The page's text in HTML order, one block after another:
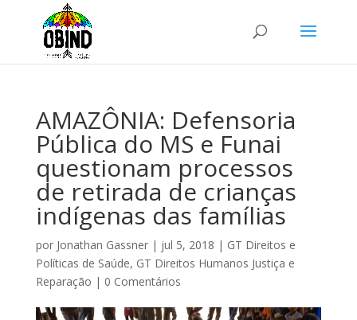
AMAZÔNIA: Defensoria
Pública do MS e Funai
questionam processos
de retirada de crianças
indígenas das famílias
por Jonathan Gassner| jul 5, 2018 | GT Direitos e
Políticas de Saúde, GT Direitos Humanos Justiça e
Reparação | 0 Comentários